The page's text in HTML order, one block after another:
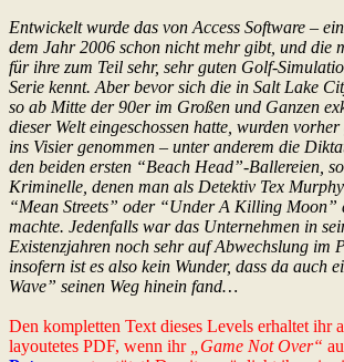
Entwickelt wurde das von Access Software –
dem Jahr 2006 schon nicht mehr gibt, und die
für ihre zum Teil sehr, sehr guten Golf-
Serie kennt. Aber bevor sich die in Salt Lake
so ab Mitte der 90er im Großen und Ganzen
dieser Welt eingeschossen hatte, wurden
ins Visier genommen – unter anderem die
den beiden ersten “Beach Head”-Ballereien,
Kriminelle, denen man als Detektiv Tex
“Mean Streets” oder “Under A Killing Moon”
machte. Jedenfalls war das Unternehmen in
Existenzjahren noch sehr auf Abwechslung im
insofern ist es also kein Wunder, dass da auch
Wave” seinen Weg hinein fand…
Den kompletten Text dieses Levels erhaltet ihr
layoutetes PDF, wenn ihr
„Game Not Over“